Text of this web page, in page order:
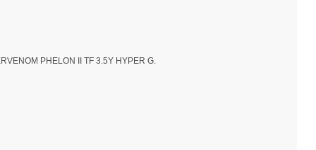
PHELON II TF 3.5Y HYPER G.